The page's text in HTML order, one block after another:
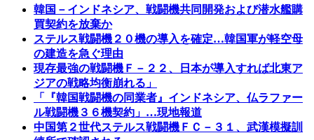
韓国－インドネシア、戦闘機共同開発および潜水艦購
買契約を放棄か
ステルス戦闘機２０機の導入を確定…韓国軍が軽空母
の建造を急ぐ理由
現存最強の戦闘機Ｆ－２２、日本が導入すれば北東ア
ジアの戦略均衡崩れる」
「『韓国戦闘機の同業者』インドネシア、仏ラファー
ル戦闘機３６機契約」…現地報道
中国第２世代ステルス戦闘機ＦＣ－３１、武漢模擬訓